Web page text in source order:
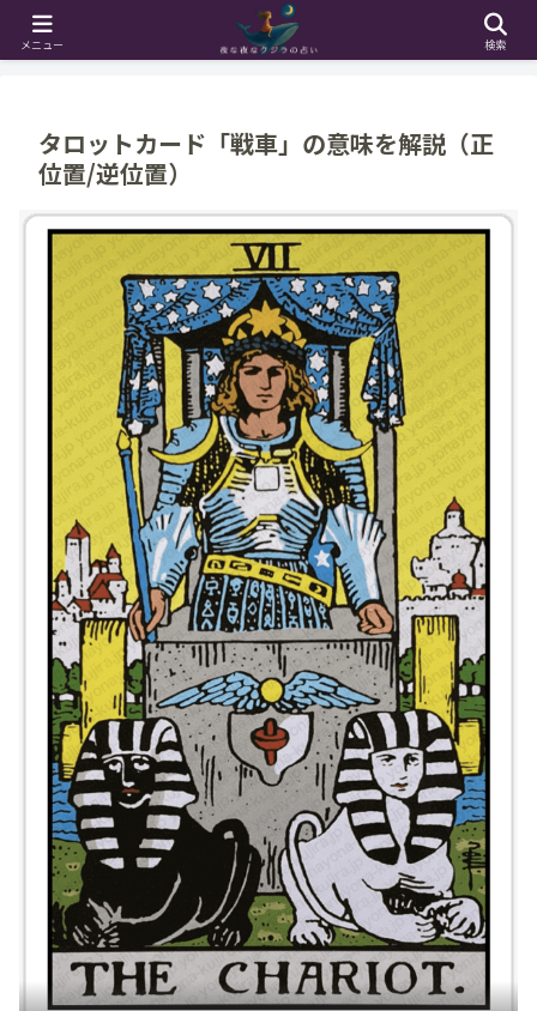
ホーム タロットカード解説
タロットカード「戦車」の意味を解説（正
位置/逆位置）
メニュー 検索